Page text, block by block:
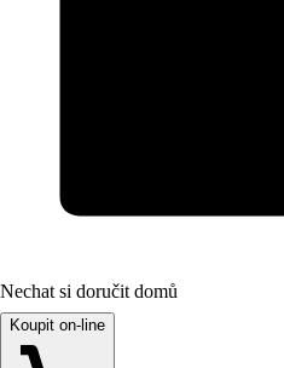
Nechat si doručit domů
Koupit on-line